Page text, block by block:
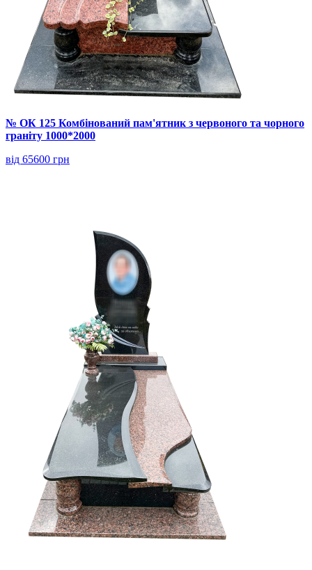
№ ОК 125 Комбінований пам'ятник з червоного та чорного
граніту 1000*2000
від 65600 грн